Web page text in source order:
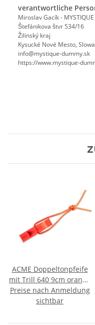
verantwortliche
Miroslav Gacík -
Štefánikova štvr 534/16
Žilinský kraj
Kysucké Nové Mesto,
info@mystique-dummy.sk
https://www.mystique-
ACME Doppeltonpfeife
mit Trill 640 9cm orange
+ Pfeifenband kostenlos
Preise nach Anmeldung
sichtbar